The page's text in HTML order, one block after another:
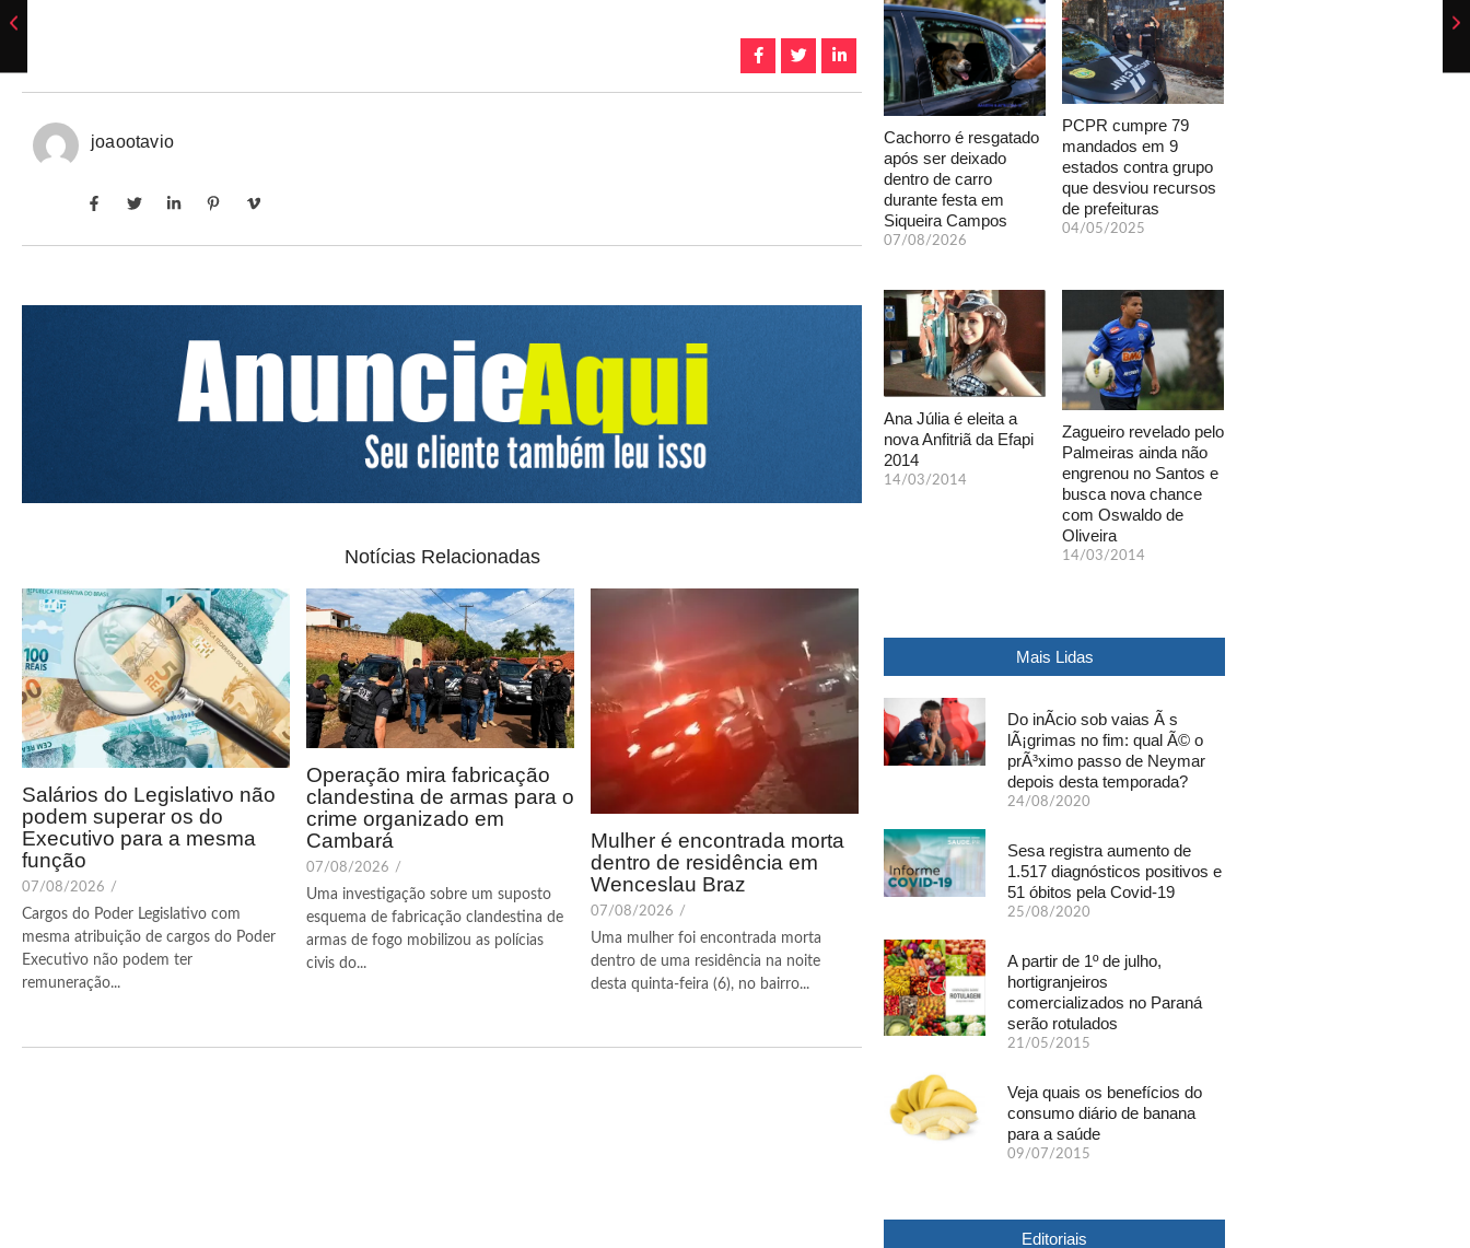
joaootavio
Notícias Relacionadas
Salários do Legislativo não
podem superar os do
Executivo para a mesma
função
07/08/2026 /
Cargos do Poder Legislativo com
mesma atribuição de cargos do Poder
Executivo não podem ter
remuneração...
Operação mira fabricação
clandestina de armas para o
crime organizado em
Cambará
07/08/2026 /
Uma investigação sobre um suposto
esquema de fabricação clandestina de
armas de fogo mobilizou as polícias
civis do...
Mulher é encontrada morta
dentro de residência em
Wenceslau Braz
07/08/2026 /
Uma mulher foi encontrada morta
dentro de uma residência na noite
desta quinta-feira (6), no bairro...
Cachorro é resgatado
após ser deixado
dentro de carro
durante festa em
Siqueira Campos
07/08/2026
PCPR cumpre 79
mandados em 9
estados contra grupo
que desviou recursos
de prefeituras
04/05/2025
Ana Júlia é eleita a
nova Anfitriã da Efapi
2014
14/03/2014
Zagueiro revelado pelo
Palmeiras ainda não
engrenou no Santos e
busca nova chance
com Oswaldo de
Oliveira
14/03/2014
Mais Lidas
Do inÃ­cio sob vaias Ã s
lÃ¡grimas no fim: qual Ã© o
prÃ³ximo passo de Neymar
depois desta temporada?
24/08/2020
Sesa registra aumento de
1.517 diagnósticos positivos e
51 óbitos pela Covid-19
25/08/2020
A partir de 1º de julho,
hortigranjeiros
comercializados no Paraná
serão rotulados
21/05/2015
Veja quais os benefícios do
consumo diário de banana
para a saúde
09/07/2015
Editoriais